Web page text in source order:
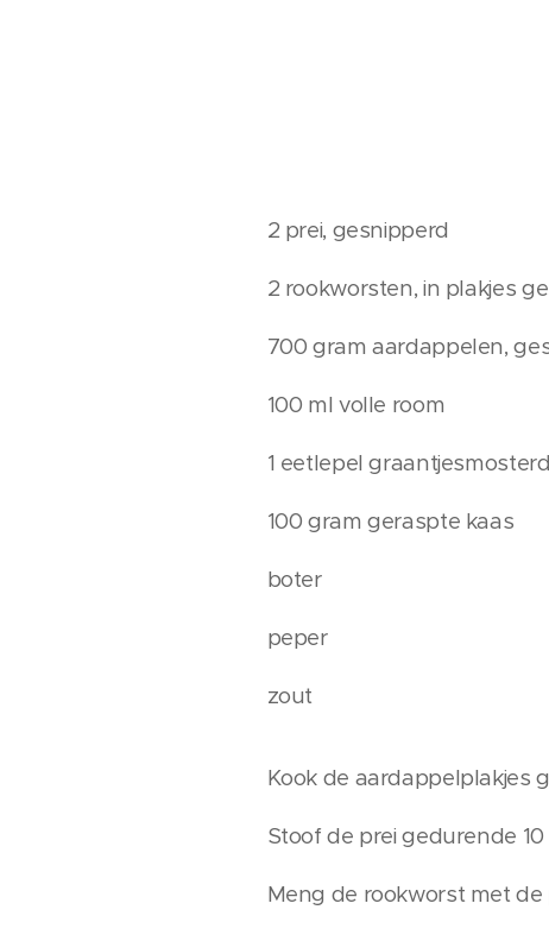
2 prei, gesnipperd
2 rookworsten, in plakjes
700 gram aardappelen,
100 ml volle room
1 eetlepel graantjesmosterd
100 gram geraspte kaas
boter
peper
zout
Kook de aardappelplakjes
Stoof de prei gedurende
Meng de rookworst met